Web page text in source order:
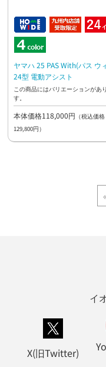
ヤマハ 25 PAS With(パス ウ
24型 電動アシスト
この商品にはバリエーションがあ
す。
本体価格118,000円 （税込価格
129,800円）
イ
X(旧Twitter)